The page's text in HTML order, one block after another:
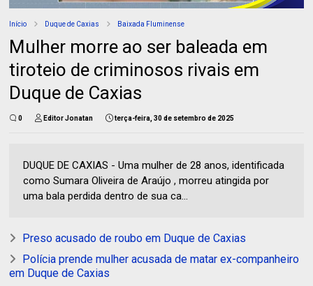
Início Duque de Caxias Baixada Fluminense
Mulher morre ao ser baleada em
tiroteio de criminosos rivais em
Duque de Caxias
0 Editor Jonatan terça-feira, 30 de setembro de 2025
DUQUE DE CAXIAS - Uma mulher de 28 anos, identificada
como Sumara Oliveira de Araújo , morreu atingida por
uma bala perdida dentro de sua ca...
Preso acusado de roubo em Duque de Caxias
Polícia prende mulher acusada de matar ex-companheiro
em Duque de Caxias